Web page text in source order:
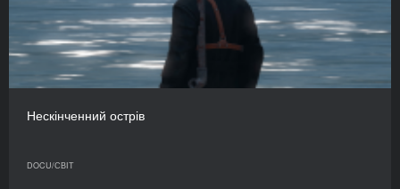
Нескінченний острів
DOCU/СВІТ